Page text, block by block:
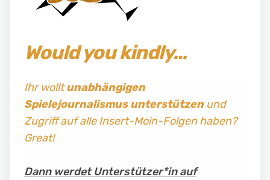
Would you kindly…
Ihr wolltunabhängigen
Spielejournalismus unterstützenund
Zugriff auf alle Insert-Moin-Folgen haben?
Great!
Dann werdet Unterstützer*in auf